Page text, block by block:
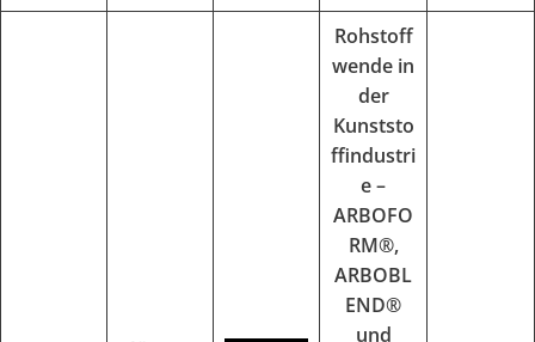
Rohstoff
wende in
der
Kunststo
ffindustri
e –
ARBOFO
RM®,
ARBOBL
END®
und